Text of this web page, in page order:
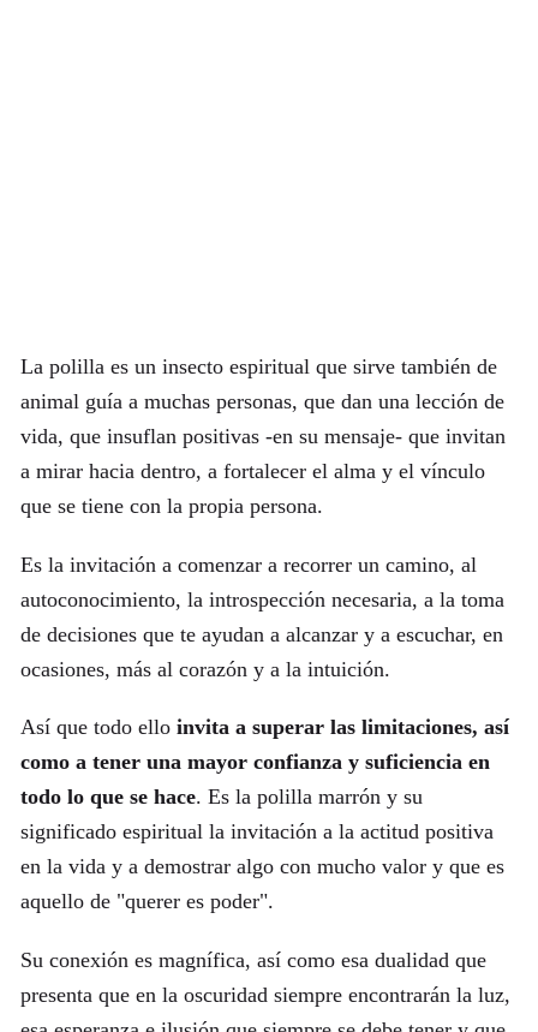
La polilla es un insecto espiritual que sirve también de
animal guía a muchas personas, que dan una lección de
vida, que insuflan positivas -en su mensaje- que invitan
a mirar hacia dentro, a fortalecer el alma y el vínculo
que se tiene con la propia persona.
Es la invitación a comenzar a recorrer un camino, al
autoconocimiento, la introspección necesaria, a la toma
de decisiones que te ayudan a alcanzar y a escuchar, en
ocasiones, más al corazón y a la intuición.
Así que todo ello invita a superar las limitaciones, así
como a tener una mayor confianza y suficiencia en
todo lo que se hace. Es la polilla marrón y su
significado espiritual la invitación a la actitud positiva
en la vida y a demostrar algo con mucho valor y que es
aquello de "querer es poder".
Su conexión es magnífica, así como esa dualidad que
presenta que en la oscuridad siempre encontrarán la luz,